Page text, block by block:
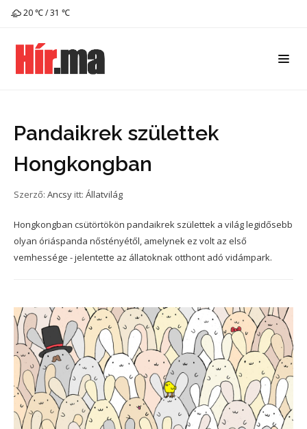
20 ℃ / 31 ℃
Pandaikrek születtek
Hongkongban
Szerző: Ancsy itt: Állatvilág
Hongkongban csütörtökön pandaikrek születtek a világ legidősebb
olyan óriáspanda nőstényétől, amelynek ez volt az első
vemhessége - jelentette az állatoknak otthont adó vidámpark.